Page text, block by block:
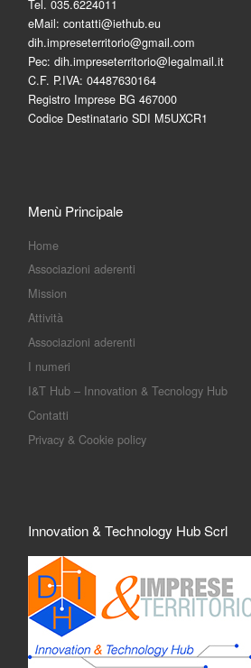
Tel. 035.6224011
eMail: contatti@iethub.eu
dih.impreseterritorio@gmail.com
Pec: dih.impreseterritorio@legalmail.it
C.F. P.IVA: 04487630164
Registro Imprese BG 467000
Codice Destinatario SDI M5UXCR1
Menù Principale
Home
Associazioni aderenti
Mission
Attività
Associazioni aderenti
I numeri
I&T Hub – Innovation & Tecnology Hub
Contatti
Privacy & Cookie policy
Innovation & Technology Hub Scrl